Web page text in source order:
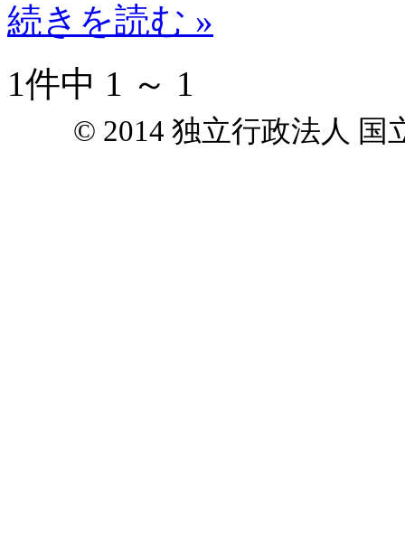
続きを読む »
1件中 1 ～ 1
© 2014 独立行政法人 国